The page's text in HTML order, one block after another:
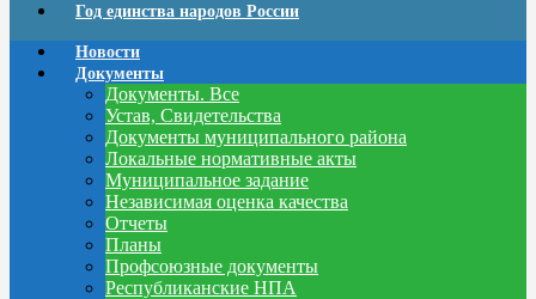
Год единства народов России
Новости
Документы
Документы. Все
Устав, Свидетельства
Документы муниципального района
Локальные нормативные акты
Муниципальное задание
Независимая оценка качества
Отчеты
Планы
Профсоюзные документы
Республиканские НПА